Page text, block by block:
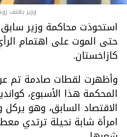
وزير يعنف
استحوذت محاكمة وزير
حتى الموت على اهتمام
كازاخستان.
وأظهرت لقطات صادمة تم
المحكمة هذا الأسبوع،
الاقتصاد السابق، وهو
امرأة شابة نحيلة ترتدي